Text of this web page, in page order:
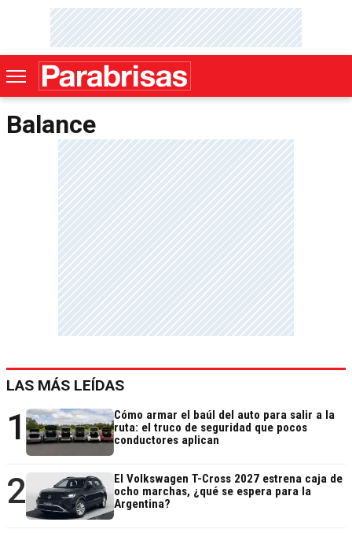
Balance
LAS MÁS LEÍDAS
1
Cómo armar el baúl del auto para salir a la
ruta: el truco de seguridad que pocos
conductores aplican
2
El Volkswagen T-Cross 2027 estrena caja de
ocho marchas, ¿qué se espera para la
Argentina?